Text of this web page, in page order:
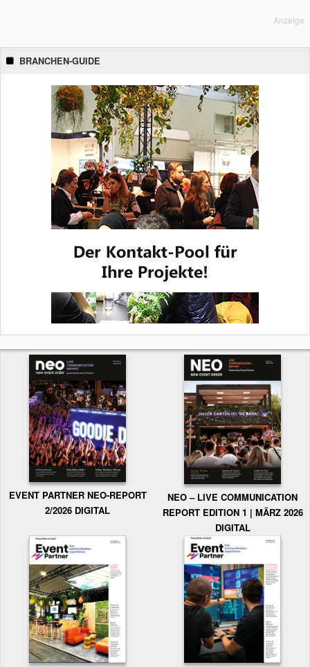
Anzeige
BRANCHEN-GUIDE
EVENT PARTNER NEO-REPORT
2/2026 DIGITAL
NEO – LIVE COMMUNICATION
REPORT EDITION 1 | MÄRZ 2026
DIGITAL